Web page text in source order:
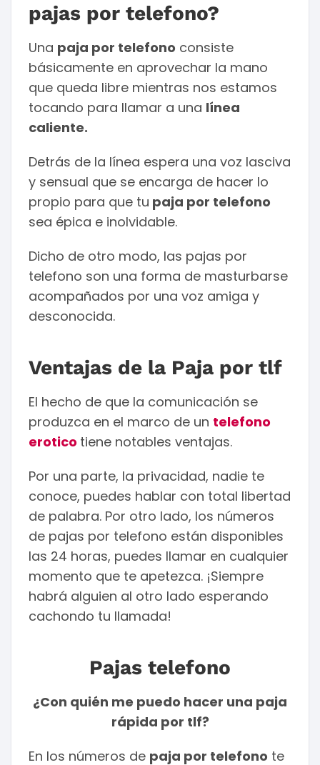
pajas por telefono?
Una paja por telefono consiste
básicamente en aprovechar la mano
que queda libre mientras nos estamos
tocando para llamar a una línea
caliente.
Detrás de la línea espera una voz lasciva
y sensual que se encarga de hacer lo
propio para que tu paja por telefono
sea épica e inolvidable.
Dicho de otro modo, las pajas por
telefono son una forma de masturbarse
acompañados por una voz amiga y
desconocida.
Ventajas de la Paja por tlf
El hecho de que la comunicación se
produzca en el marco de un telefono
erotico tiene notables ventajas.
Por una parte, la privacidad, nadie te
conoce, puedes hablar con total libertad
de palabra. Por otro lado, los números
de pajas por telefono están disponibles
las 24 horas, puedes llamar en cualquier
momento que te apetezca. ¡Siempre
habrá alguien al otro lado esperando
cachondo tu llamada!
Pajas telefono
¿Con quién me puedo hacer una paja
rápida por tlf?
En los números de paja por telefono te